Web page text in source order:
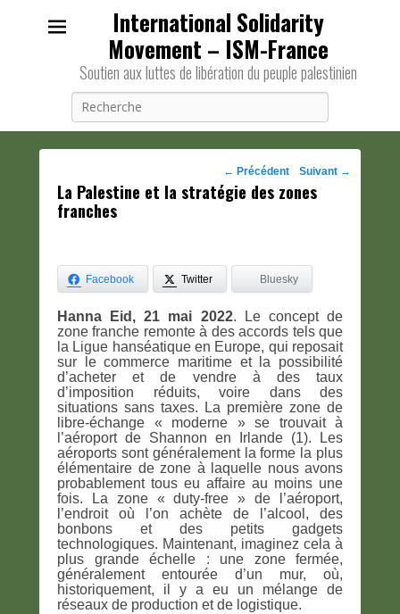
International Solidarity
Movement – ISM-France
Soutien aux luttes de libération du peuple palestinien
Navigation
des
← Précédent Suivant →
La Palestine et la stratégie des zones
franches
Facebook Twitter Bluesky
Hanna Eid, 21 mai 2022. Le concept de
zone franche remonte à des accords tels que
la Ligue hanséatique en Europe, qui reposait
sur le commerce maritime et la possibilité
d’acheter et de vendre à des taux
d’imposition réduits, voire dans des
situations sans taxes. La première zone de
libre-échange « moderne » se trouvait à
l’aéroport de Shannon en Irlande (1). Les
aéroports sont généralement la forme la plus
élémentaire de zone à laquelle nous avons
probablement tous eu affaire au moins une
fois. La zone « duty-free » de l’aéroport,
l’endroit où l’on achète de l’alcool, des
bonbons et des petits gadgets
technologiques. Maintenant, imaginez cela à
plus grande échelle : une zone fermée,
généralement entourée d’un mur, où,
historiquement, il y a eu un mélange de
réseaux de production et de logistique.